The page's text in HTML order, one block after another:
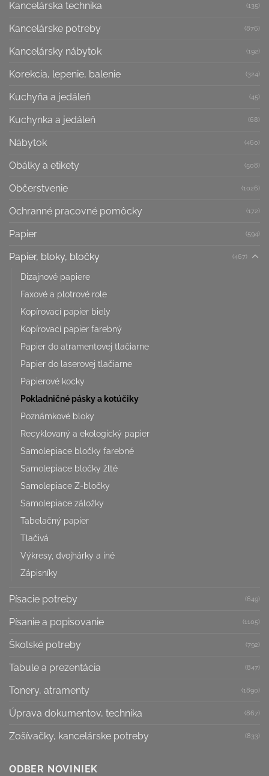
Kancelárska technika (135)
Kancelárske potreby (876)
Kancelársky nábytok (192)
Korekcia, lepenie, balenie (324)
Kuchyňa a jedáleň (45)
Kuchynka a jedáleň (68)
Nábytok (460)
Obálky a etikety (508)
Občerstvenie (1026)
Ochranné pracovné pomôcky (172)
Papier (594)
Papier, bloky, bločky (467)
Dizajnové papiere
Faxové a plotrové role
Kopírovací papier biely
Kopírovací papier farebný
Papier do atramentovej tlačiarne
Papier do laserovej tlačiarne
Papierové kocky
Pokladničné pásky a kotúčiky
Poznámkové bloky
Recyklovaný a ekologický papier
Samolepiace bločky farebné
Samolepiace bločky žlté
Samolepiace Z-bločky
Samolepiace záložky
Tabelačný papier
Tlačivá
Výkresy, dvojhárky a iné
Zápisníky
Písacie potreby (649)
Písanie a popisovanie (1105)
Školské potreby (792)
Tabule a prezentácia (847)
Tonery, atramenty (1890)
Úprava dokumentov, technika (867)
Zošívačky, kancelárske potreby (833)
ODBER NOVINIEK